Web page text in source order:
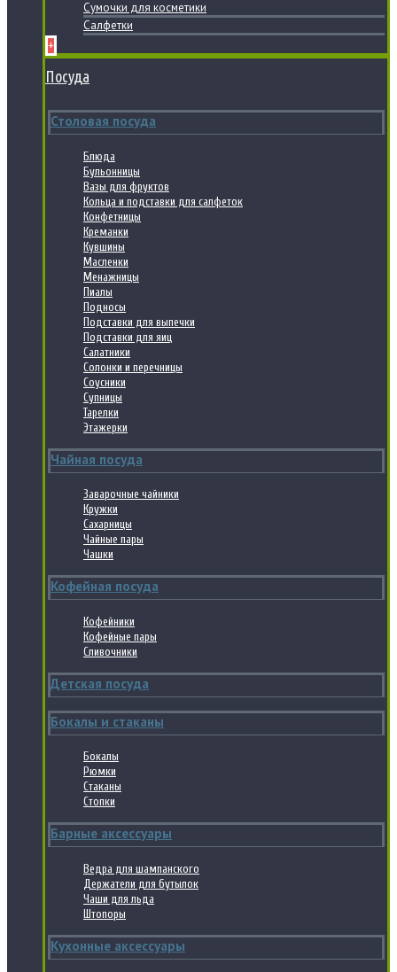
Сумочки для косметики
Салфетки
+
Посуда
Столовая посуда
Блюда
Бульонницы
Вазы для фруктов
Кольца и подставки для салфеток
Конфетницы
Креманки
Кувшины
Масленки
Менажницы
Пиалы
Подносы
Подставки для выпечки
Подставки для яиц
Салатники
Солонки и перечницы
Соусники
Супницы
Тарелки
Этажерки
Чайная посуда
Заварочные чайники
Кружки
Сахарницы
Чайные пары
Чашки
Кофейная посуда
Кофейники
Кофейные пары
Сливочники
Детская посуда
Бокалы и стаканы
Бокалы
Рюмки
Стаканы
Стопки
Барные аксессуары
Ведра для шампанского
Держатели для бутылок
Чаши для льда
Штопоры
Кухонные аксессуары